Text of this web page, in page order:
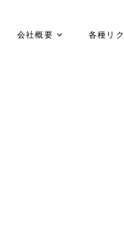
会社概要 各種リ